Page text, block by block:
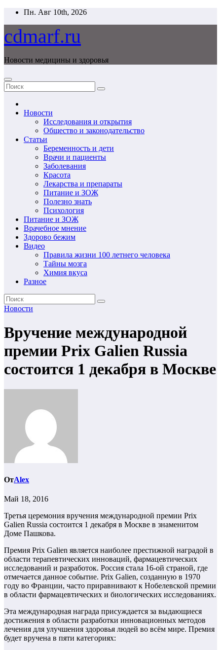
Перейти
содержимому
Пн. Авг 10th, 2026
cdmarf.ru
Новости медицины и здоровья
Новости
Исследования и открытия
Общество и законодательство
Статьи
Беременность и дети
Врачи и пациенты
Заболевания
Красота
Лекарства и препараты
Питание и ЗОЖ
Полезно знать
Психология
Питание и ЗОЖ
Врачебное мнение
Здорово бежим
Видео
Правила жизни 100 летнего человека
Тайны мозга
Химия вкуса
Разное
Новости
Вручение международной
премии Prix Galien Russia
состоится 1 декабря в Москве
ОтAlex
Май 18, 2016
Третья церемония вручения международной премии Prix
Galien Russia состоится 1 декабря в Москве в знаменитом
Доме Пашкова.
Премия Prix Galien является наиболее престижной наградой в
области терапевтических инноваций, фармацевтических
исследований и разработок. Россия стала 16-ой страной, где
отмечается данное событие. Prix Galien, созданную в 1970
году во Франции, часто приравнивают к Нобелевской премии
в области фармацевтических и биологических исследованиях.
Эта международная награда присуждается за выдающиеся
достижения в области разработки инновационных методов
лечения для улучшения здоровья людей во всём мире. Премия
будет вручена в пяти категориях: